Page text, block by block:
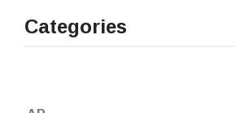
Categories